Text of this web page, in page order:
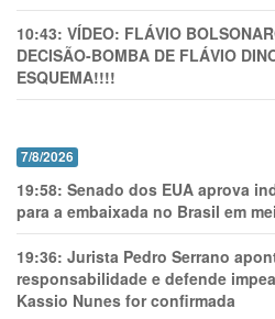
10:43: VÍDEO: FLÁVIO
DECISÃO-BOMBA DE FLÁVIO
ESQUEMA!!!!
7/8/2026
19:58: Senado dos EUA aprova
para a embaixada no Brasil em
19:36: Jurista Pedro Serrano
responsabilidade e defende
Kassio Nunes for confirmada